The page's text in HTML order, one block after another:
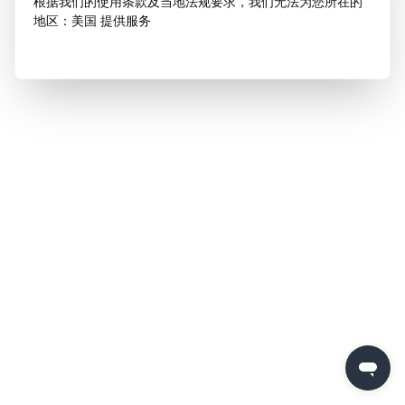
地区：美国 提供服务